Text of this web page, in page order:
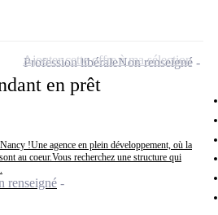
en prêt
!Une agence en plein développement, où la
au coeur.Vous recherchez une structure qui
renseigné
Profession libéraleNon renseigné
Ajouter cette offre à ma sélection